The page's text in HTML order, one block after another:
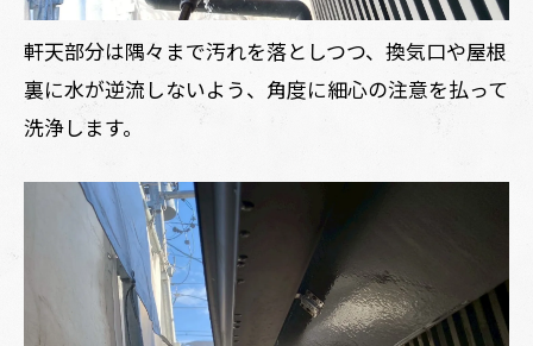
軒天部分は隅々まで汚れを落としつつ、換気口や屋根
裏に水が逆流しないよう、角度に細心の注意を払って
洗浄します。